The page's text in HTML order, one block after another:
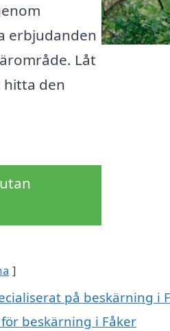
erbjudanden
Låt
hitta den
på beskärning i
beskärning i Fåker